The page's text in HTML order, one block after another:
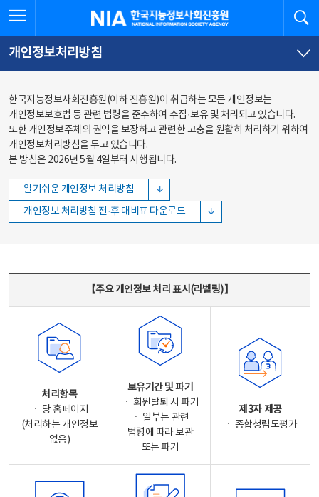
바로가기
바로가기
한국지능정보사회진흥원
개인정보처리방침
한국지능정보사회진흥원(이하 진흥원)이 취급하는 모든 개인정보는
개인정보보호법 등 관련 법령을 준수하여 수집·보유 및 처리되고 있습니다.
또한 개인정보주체의 권익을 보장하고 관련한 고충을 원활히 처리하기 위하여
개인정보처리방침을 두고 있습니다.
본 방침은 2026년 5월 4일부터 시행됩니다.
알기쉬운 개인정보 처리방침
개인정보 처리방침 전·후 대비표 다운로드
【주요 개인정보 처리 표시(라벨링)】
처리항목
ㆍ 당 홈페이지
(처리하는 개인정보
없음)
보유기간 및 파기
ㆍ 회원탈퇴 시 파기
ㆍ 일부는 관련
법령에 따라 보관
또는 파기
제3자 제공
ㆍ 종합청렴도평가